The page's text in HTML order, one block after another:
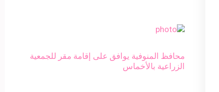
محافظ المنوفية يوافق على إقامة مقر للجمعية
الزراعية بالأخماس